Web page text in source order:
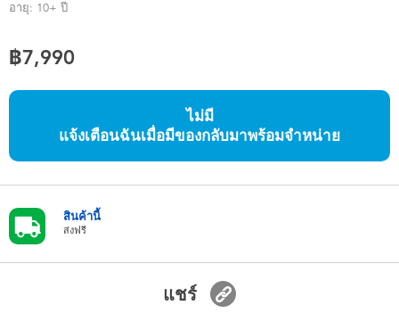
ของเล่นสำหรับเด็กทารกและวัยหัดเดิน
แบตเตอรี่
Nintendo Switch
กล่องสุ่ม
ตัวละครเพี่อการสะสม
อายุ: 10+ ปี
฿7,990
ไม่มี
แจ้งเตือนฉันเมื่อมีของกลับมาพร้อมจำหน่าย
สินค้านี้
ส่งฟรี
แชร์